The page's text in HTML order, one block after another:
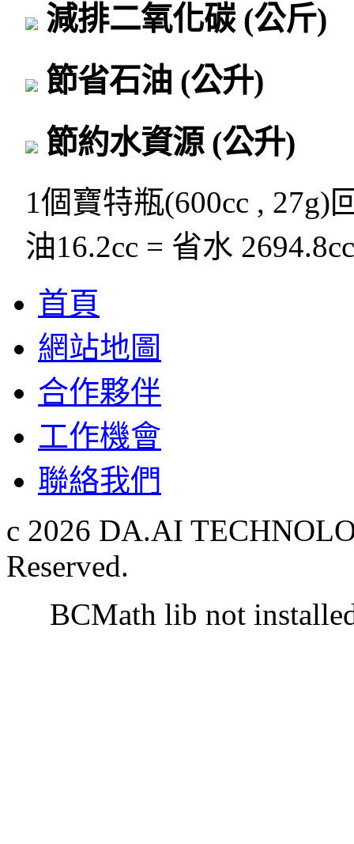
減排二氧化碳 (公斤)
節省石油 (公升)
節約水資源 (公升)
1個寶特瓶(600cc , 27g)
油16.2cc = 省水
首頁
網站地圖
合作夥伴
工作機會
聯絡我們
c 2026 DA.AI
Reserved.
BCMath lib not